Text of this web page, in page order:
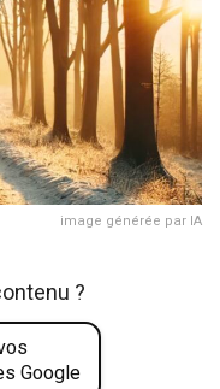
image générée par IA
?
Google